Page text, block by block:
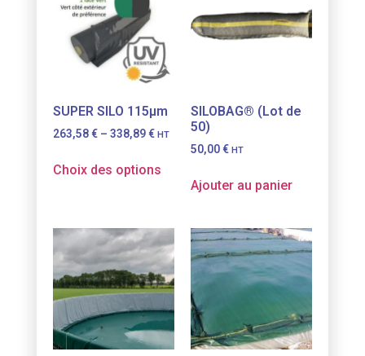
SUPER SILO 115µm
263,58€– 338,89€ HT
Choix des options
SILOBAG® (Lot de
50)
50,00€ HT
Ajouter au panier